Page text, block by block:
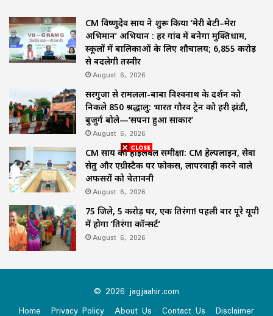
CM विष्णुदेव साय ने शुरू किया ‘मेरी बेटी–मेरा
अभिमान’ अभियान : हर गांव में बनेगा मुक्तिधाम,
स्कूलों में बालिकाओं के लिए शौचालय; 6,855 करोड़
से बदलेगी तस्वीर
August 6, 2026
सरगुजा से रामलला-बाबा विश्वनाथ के दर्शन को
निकले 850 श्रद्धालु: भारत गौरव ट्रेन को हरी झंडी,
बुजुर्ग बोले—‘सपना हुआ साकार’
August 6, 2026
CM साय की हाईलेवल समीक्षा: CM हेल्पलाइन, सेवा
सेतु और एग्रीस्टैक पर फोकस, लापरवाही करने वाले
अफसरों को चेतावनी
August 6, 2026
75 जिले, 5 करोड़ घर, एक तिरंगा! पहली बार पूरे यूपी
में होगा ‘तिरंगा कॉन्सर्ट’
August 6, 2026
© 2026 jagjaahir.com
Home
Privacy Policy About Us Contact Us Disclaimer